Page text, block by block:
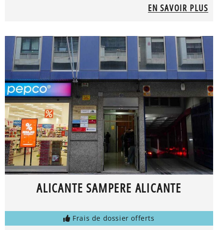
EN SAVOIR PLUS
ALICANTE SAMPERE ALICANTE
Frais de dossier offerts